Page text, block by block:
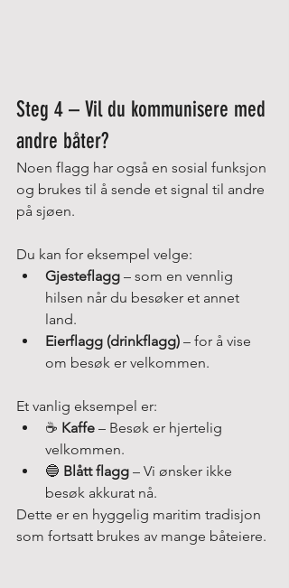
Steg 4 – Vil du kommunisere med
andre båter?
Noen flagg har også en sosial funksjon
og brukes til å sende et signal til andre
på sjøen.
Du kan for eksempel velge:
Gjesteflagg – som en vennlig
hilsen når du besøker et annet
land.
Eierflagg (drinkflagg) – for å vise
om besøk er velkommen.
Et vanlig eksempel er:
☕ Kaffe – Besøk er hjertelig
velkommen.
🔵 Blått flagg – Vi ønsker ikke
besøk akkurat nå.
Dette er en hyggelig maritim tradisjon
som fortsatt brukes av mange båteiere.